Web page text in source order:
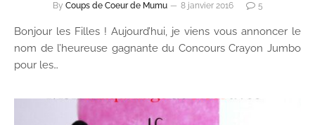
By Coups de Coeur de Mumu 8 janvier 2016 5
Bonjour les Filles ! Aujourd’hui, je viens vous annoncer le
nom de l’heureuse gagnante du Concours Crayon Jumbo
pour les…